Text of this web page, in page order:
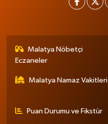
Malatya Nöbetçi
Eczaneler
Malatya Namaz Vakitleri
Puan Durumu ve Fikstür